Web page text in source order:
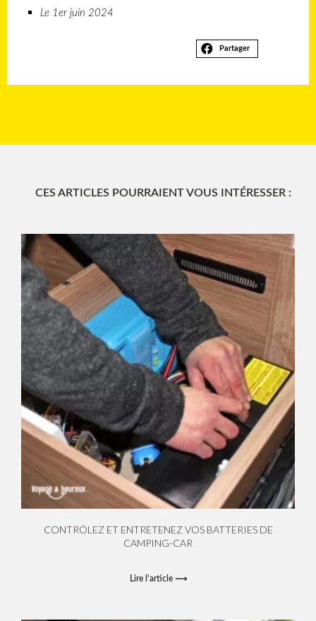
Le 1er juin 2024
Partager
CES ARTICLES POURRAIENT VOUS INTÉRESSER :
CONTRÔLEZ ET ENTRETENEZ VOS BATTERIES DE
CAMPING-CAR
Lire l'article ⟶